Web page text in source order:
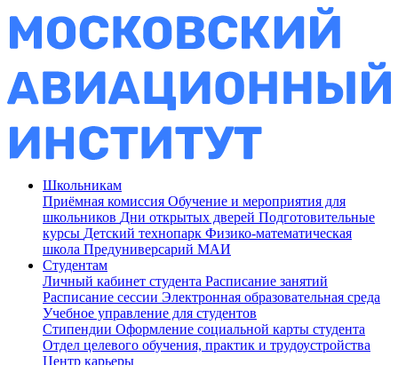
Школьникам
Приёмная комиссия Обучение и мероприятия для
школьников Дни открытых дверей Подготовительные
курсы Детский технопарк Физико-математическая
школа Предуниверсарий МАИ
Студентам
Личный кабинет студента Расписание занятий
Расписание сессии Электронная образовательная среда
Учебное управление для студентов
Стипендии Оформление социальной карты студента
Отдел целевого обучения, практик и трудоустройства
Центр карьеры